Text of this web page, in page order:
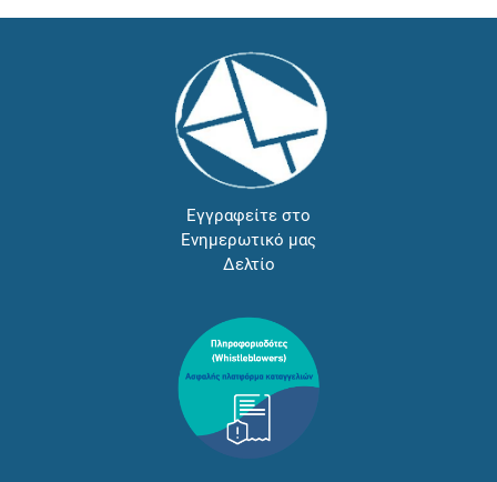
Εγγραφείτε στο
Ενημερωτικό μας
Δελτίο